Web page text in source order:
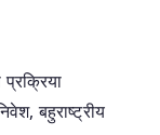
बहुराष्ट्रीय